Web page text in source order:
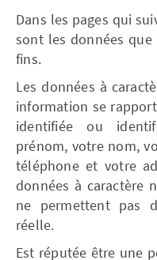
Dans les pages qui
sont les données
fins.
Les données à
information se
identifiée ou
prénom, votre nom,
téléphone et votre
données à caractère
ne permettent pas
réelle.
Est réputée être une